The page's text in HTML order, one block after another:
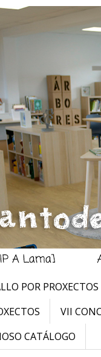
POR PROXECTOS
VII
CATÁLOGO